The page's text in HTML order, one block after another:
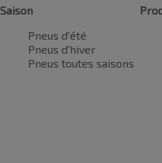
Saison
Pneus d'été
Pneus d'hiver
Pneus toutes saisons